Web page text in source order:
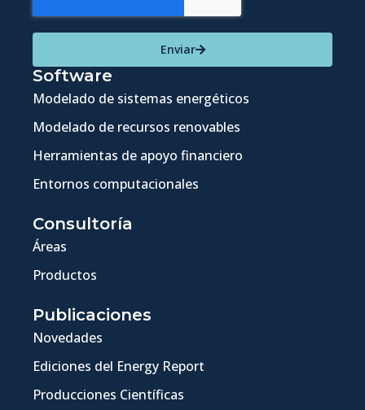
Enviar
Software
Modelado de sistemas energéticos
Modelado de recursos renovables
Herramientas de apoyo financiero
Entornos computacionales
Consultoría
Áreas
Productos
Publicaciones
Novedades
Ediciones del Energy Report
Producciones Científicas